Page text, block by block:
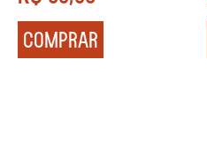
COMPRAR